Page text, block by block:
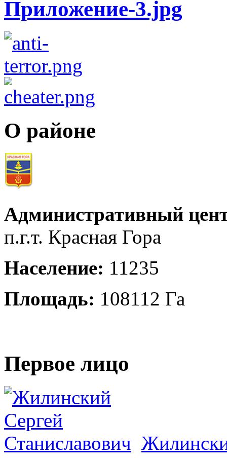
О районе
Административный
п.г.т. Красная Гора
Население: 11235
Площадь: 108112 Га
Первое лицо